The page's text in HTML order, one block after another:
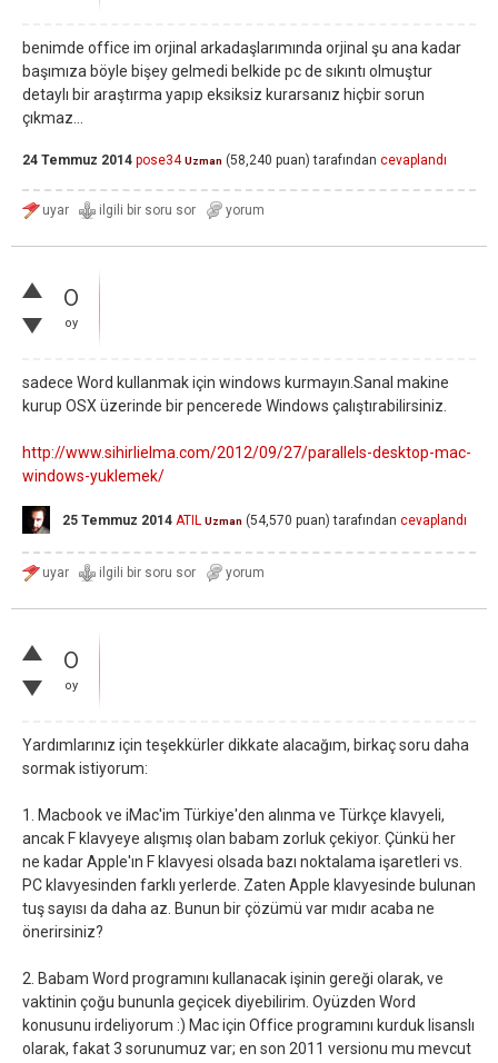
benimde office im orjinal arkadaşlarımında orjinal şu ana kadar
başımıza böyle bişey gelmedi belkide pc de sıkıntı olmuştur
detaylı bir araştırma yapıp eksiksiz kurarsanız hiçbir sorun
çıkmaz...
24 Temmuz 2014 pose34 Uzman (58,240 puan) tarafından cevaplandı
0
oy
sadece Word kullanmak için windows kurmayın.Sanal makine
kurup OSX üzerinde bir pencerede Windows çalıştırabilirsiniz.
http://www.sihirlielma.com/2012/09/27/parallels-desktop-mac-
windows-yuklemek/
25 Temmuz 2014 ATIL Uzman (54,570 puan) tarafından cevaplandı
0
oy
Yardımlarınız için teşekkürler dikkate alacağım, birkaç soru daha
sormak istiyorum:
1. Macbook ve iMac'im Türkiye'den alınma ve Türkçe klavyeli,
ancak F klavyeye alışmış olan babam zorluk çekiyor. Çünkü her
ne kadar Apple'ın F klavyesi olsada bazı noktalama işaretleri vs.
PC klavyesinden farklı yerlerde. Zaten Apple klavyesinde bulunan
tuş sayısı da daha az. Bunun bir çözümü var mıdır acaba ne
önerirsiniz?
2. Babam Word programını kullanacak işinin gereği olarak, ve
vaktinin çoğu bununla geçicek diyebilirim. Oyüzden Word
konusunu irdeliyorum :) Mac için Office programını kurduk lisanslı
olarak, fakat 3 sorunumuz var; en son 2011 versionu mu mevcut